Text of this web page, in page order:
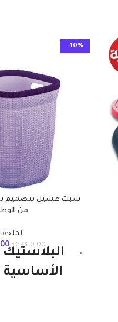
-10%
من
EGP310.00
الأساسية